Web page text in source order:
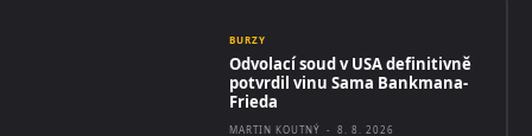
BURZY
Odvolací soud v USA definitivně
potvrdil vinu Sama Bankmana-
Frieda
MARTIN KOUTNÝ - 8. 8. 2026